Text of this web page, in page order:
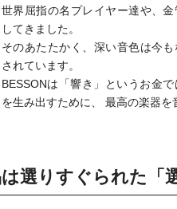
世界屈指の名プレイヤー達や、
してきました。
そのあたたかく、深い音色は今
されています。
BESSONは「響き」というお金
を生み出すために、 最高の楽器
選りすぐられた「